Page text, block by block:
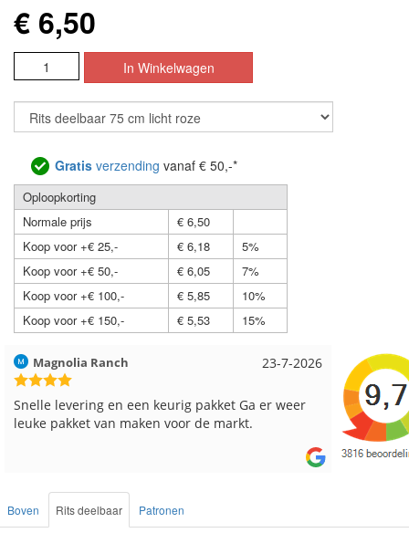
€ 6,50
Gratis verzending vanaf € 50,-*
Oploopkorting
Normale prijs
€ 6,50
Koop voor +€ 25,-
€ 6,18
5%
Koop voor +€ 50,-
€ 6,05
7%
Koop voor +€ 100,-
€ 5,85
10%
Koop voor +€ 150,-
€ 5,53 15%
17-7-2026
Hilde uit Loyers
Reeds meerdere keren breigaren en breinaalden
besteld, altijd heel tevreden over de service.
Loes uit
Snelle
Boven Rits deelbaar Patronen